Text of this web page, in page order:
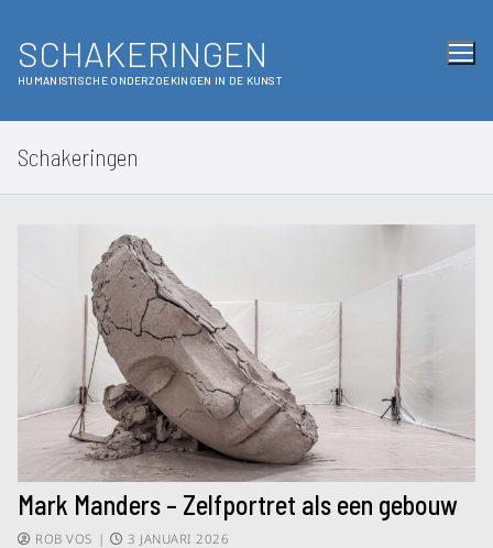
SCHAKERINGEN
HUMANISTISCHE ONDERZOEKINGEN IN DE KUNST
Schakeringen
Mark Manders – Zelfportret als een gebouw
ROB VOS | 3 JANUARI 2026